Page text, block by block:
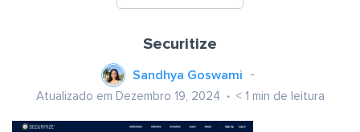
Securitize
Sandhya Goswami
Atualizado em Dezembro 19, 2024 < 1 min de leitura